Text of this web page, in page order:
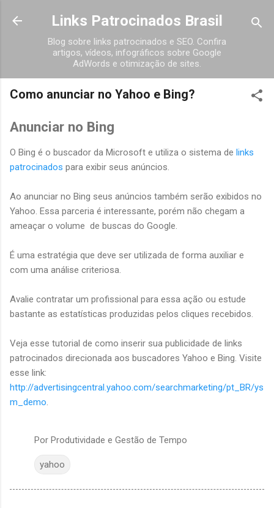
Pular para o conteúdo principal
Links Patrocinados Brasil
Blog sobre links patrocinados e SEO. Confira
artigos, vídeos, infográficos sobre Google
AdWords e otimização de sites.
Como anunciar no Yahoo e Bing?
Anunciar no Bing
O Bing é o buscador da Microsoft e utiliza o sistema de links
patrocinados para exibir seus anúncios.
Ao anunciar no Bing seus anúncios também serão exibidos no
Yahoo. Essa parceria é interessante, porém não chegam a
ameaçar o volume de buscas do Google.
É uma estratégia que deve ser utilizada de forma auxiliar e
com uma análise criteriosa.
Avalie contratar um profissional para essa ação ou estude
bastante as estatísticas produzidas pelos cliques recebidos.
Veja esse tutorial de como inserir sua publicidade de links
patrocinados direcionada aos buscadores Yahoo e Bing. Visite
esse link:
http://advertisingcentral.yahoo.com/searchmarketing/pt_BR/ys
m_demo.
Por Produtividade e Gestão de Tempo
yahoo